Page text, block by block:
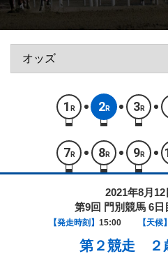
1 R 2R 3R
7 R 8R 9R
2021年8月12
第9回 門別競馬 6
【発走時刻】 15:00 【天候】
第２競走